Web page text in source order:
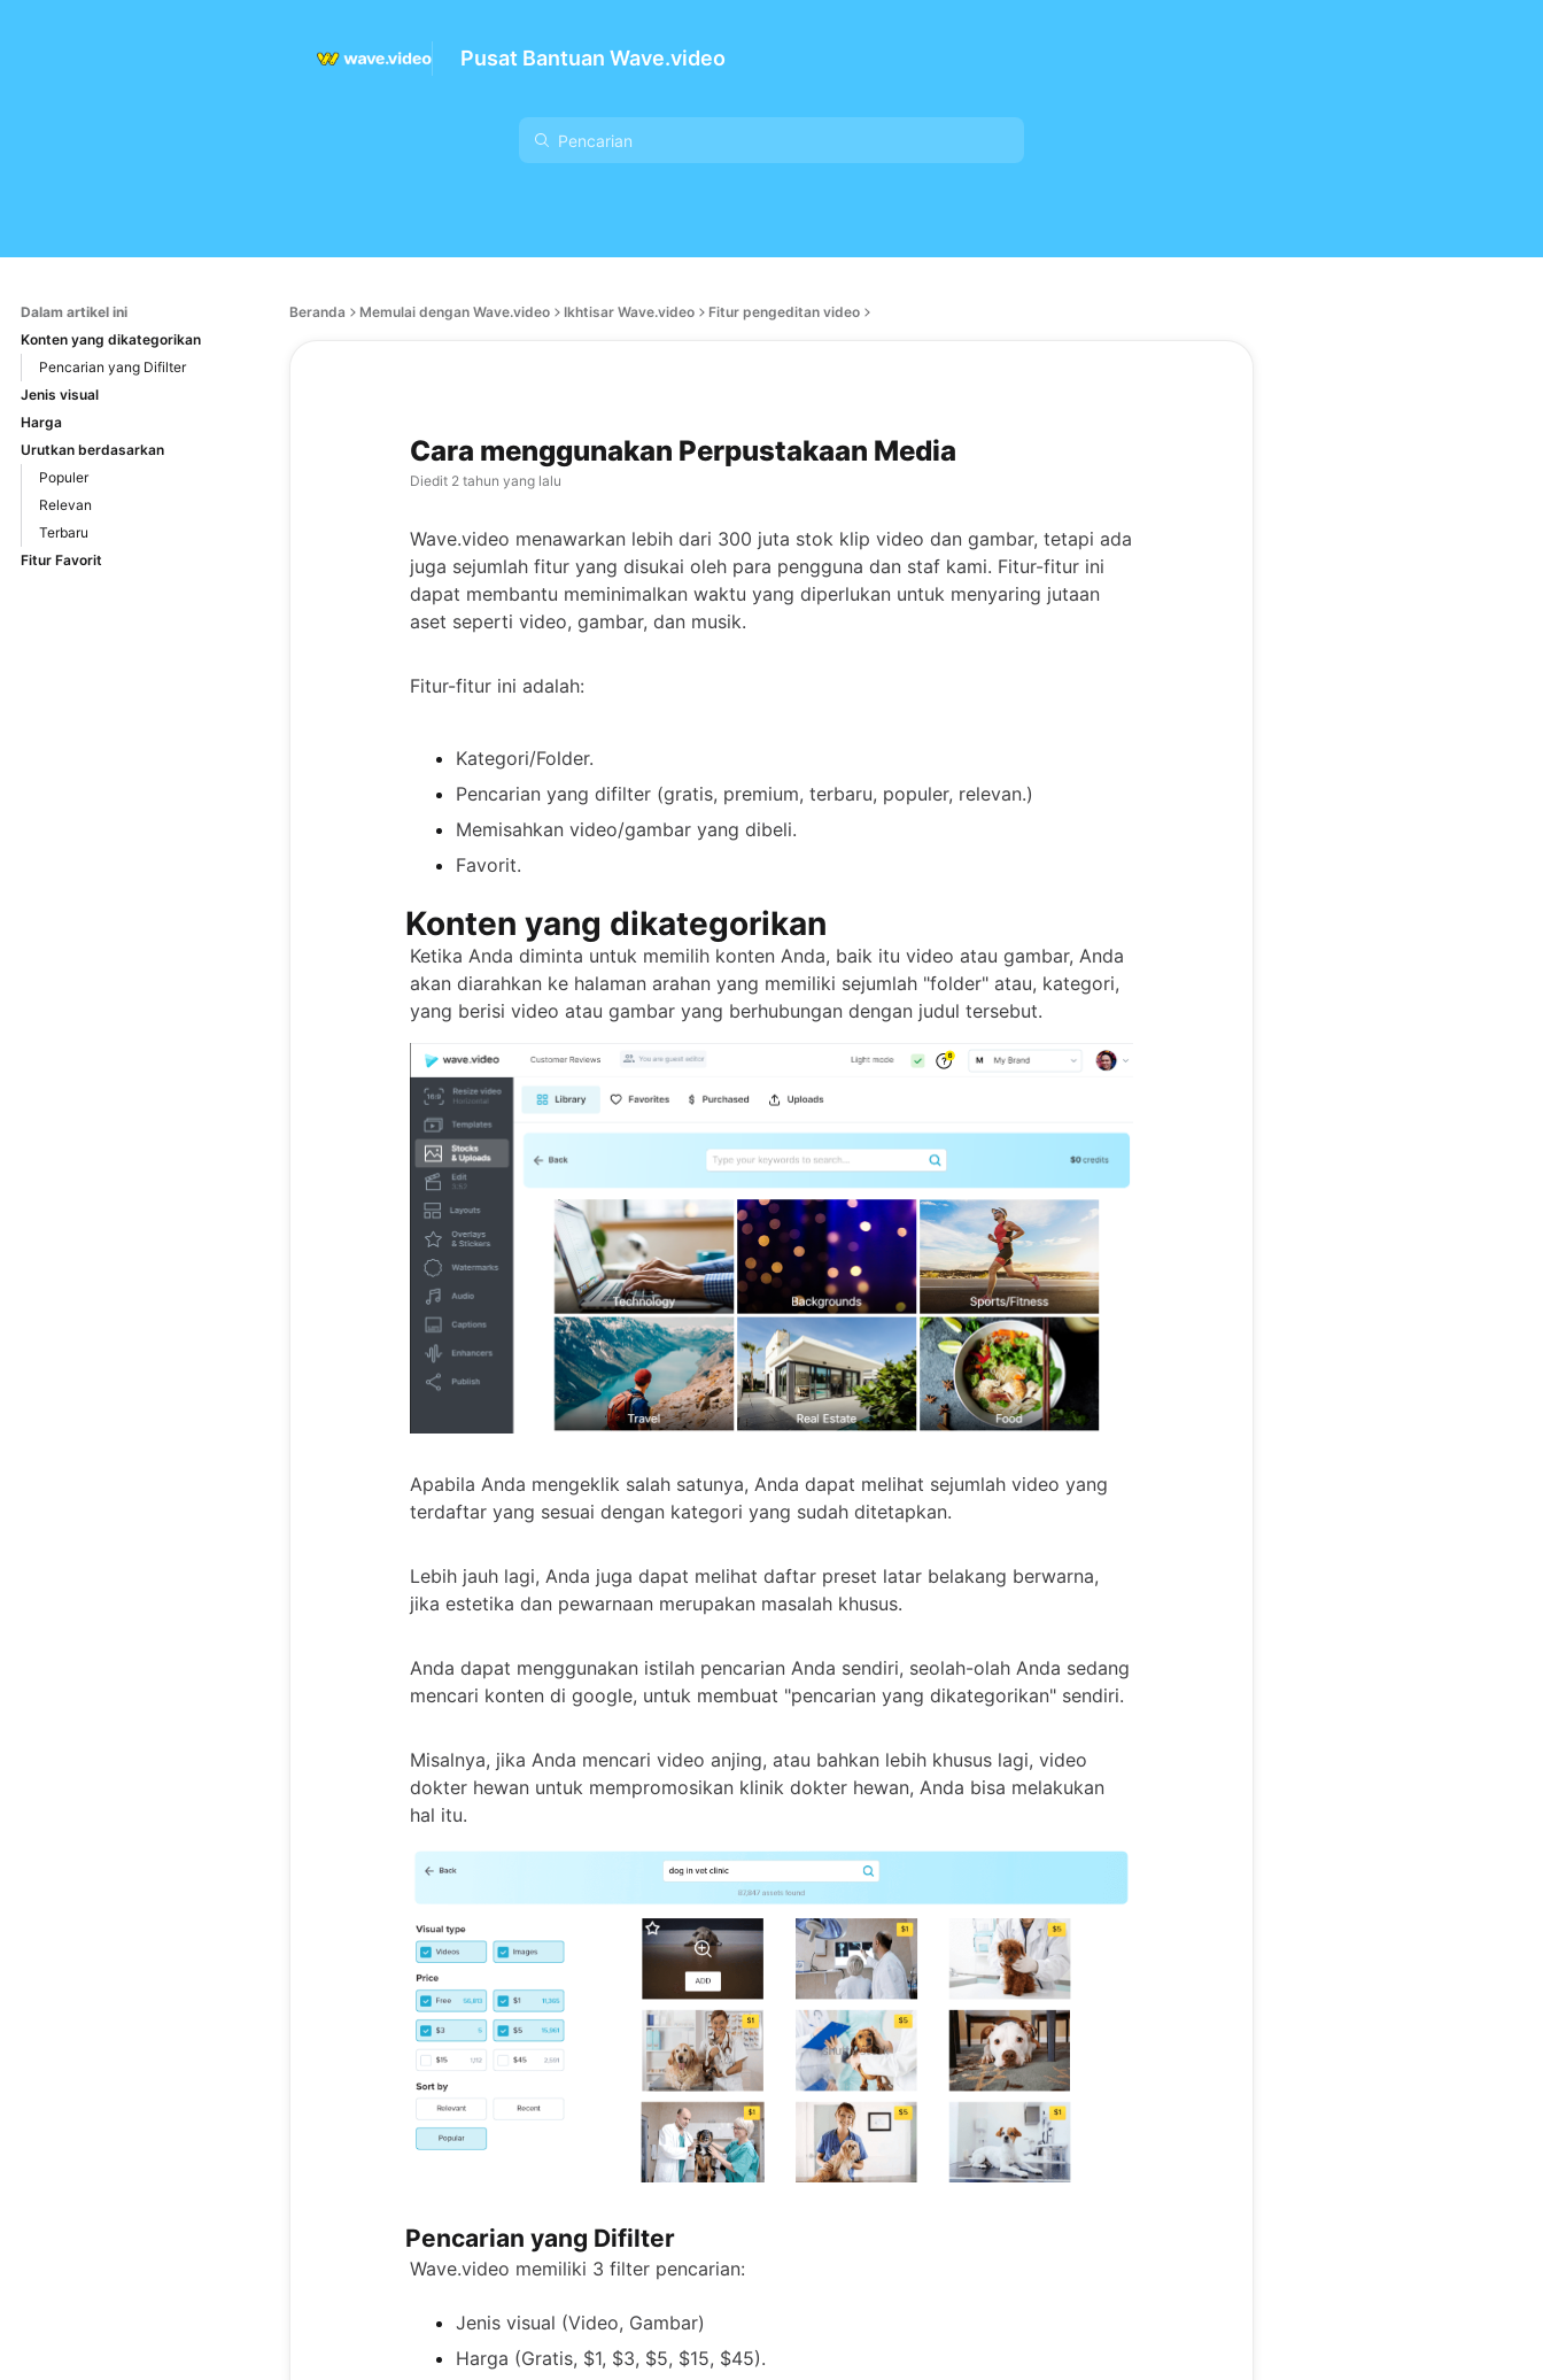
Pusat Bantuan Wave.video
Dalam artikel ini
Konten yang dikategorikan
Pencarian yang Difilter
Jenis visual
Harga
Urutkan berdasarkan
Populer
Relevan
Terbaru
Fitur Favorit
Beranda Memulai dengan Wave.video Ikhtisar Wave.video Fitur pengeditan video
Cara menggunakan Perpustakaan Media
Diedit 2 tahun yang lalu
Wave.video menawarkan lebih dari 300 juta stok klip video dan gambar, tetapi ada
juga sejumlah fitur yang disukai oleh para pengguna dan staf kami. Fitur-fitur ini
dapat membantu meminimalkan waktu yang diperlukan untuk menyaring jutaan
aset seperti video, gambar, dan musik.
Fitur-fitur ini adalah:
Kategori/Folder.
Pencarian yang difilter (gratis, premium, terbaru, populer, relevan.)
Memisahkan video/gambar yang dibeli.
Favorit.
Konten yang dikategorikan
Ketika Anda diminta untuk memilih konten Anda, baik itu video atau gambar, Anda
akan diarahkan ke halaman arahan yang memiliki sejumlah "folder" atau, kategori,
yang berisi video atau gambar yang berhubungan dengan judul tersebut.
Apabila Anda mengeklik salah satunya, Anda dapat melihat sejumlah video yang
terdaftar yang sesuai dengan kategori yang sudah ditetapkan.
Lebih jauh lagi, Anda juga dapat melihat daftar preset latar belakang berwarna,
jika estetika dan pewarnaan merupakan masalah khusus.
Anda dapat menggunakan istilah pencarian Anda sendiri, seolah-olah Anda sedang
mencari konten di google, untuk membuat "pencarian yang dikategorikan" sendiri.
Misalnya, jika Anda mencari video anjing, atau bahkan lebih khusus lagi, video
dokter hewan untuk mempromosikan klinik dokter hewan, Anda bisa melakukan
hal itu.
Pencarian yang Difilter
Wave.video memiliki 3 filter pencarian:
Jenis visual (Video, Gambar)
Harga (Gratis, $1, $3, $5, $15, $45).